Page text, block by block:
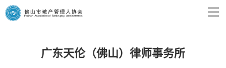
广东天伦（佛山）律师事务所